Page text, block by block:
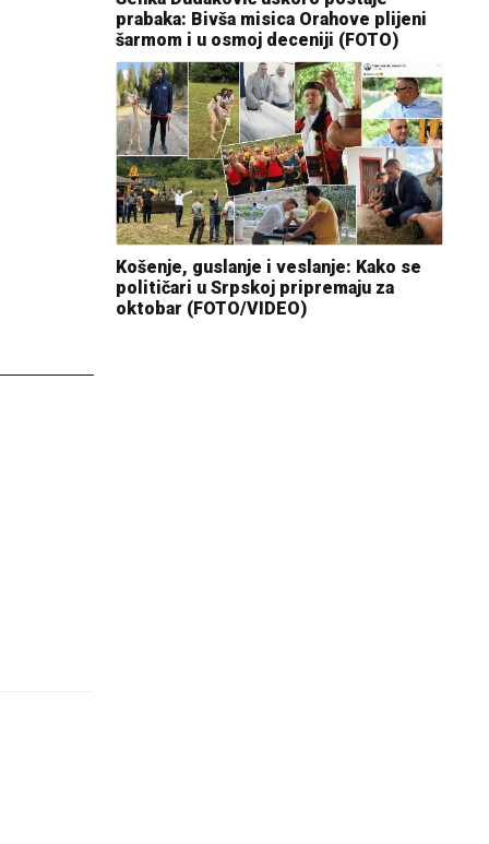
prabaka: Bivša misica Orahove plijeni
šarmom i u osmoj deceniji (FOTO)
Košenje, guslanje i veslanje: Kako se
političari u Srpskoj pripremaju za
oktobar (FOTO/VIDEO)